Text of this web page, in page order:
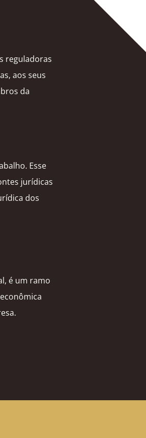
reguladoras
aos seus
da
Esse
jurídicas
dos
é um ramo